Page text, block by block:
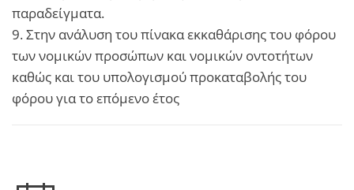
παραδείγματα.
9. Στην ανάλυση του πίνακα εκκαθάρισης του φόρου
των νομικών προσώπων και νομικών οντοτήτων
καθώς και του υπολογισμού προκαταβολής του
φόρου για το επόμενο έτος